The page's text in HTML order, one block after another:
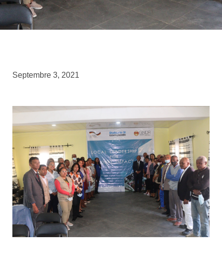
Septembre 3, 2021